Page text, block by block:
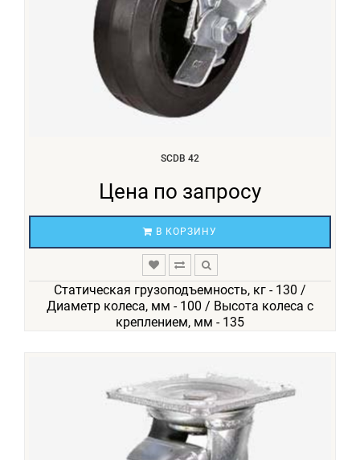
SCDB 42
Цена по запросу
В КОРЗИНУ
Статическая грузоподъемность, кг - 130 /
Диаметр колеса, мм - 100 / Высота колеса с
креплением, мм - 135